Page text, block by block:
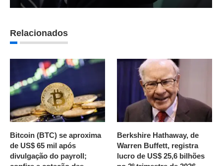
Relacionados
Bitcoin (BTC) se aproxima
de US$ 65 mil após
divulgação do payroll;
Berkshire Hathaway, de
Warren Buffett, registra
lucro de US$ 25,6 bilhões